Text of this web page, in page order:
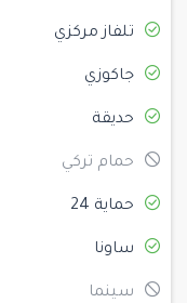
تلفاز مركزي
جاكوزي
حديقة
حمام تركي
حماية 24
ساونا
سينما